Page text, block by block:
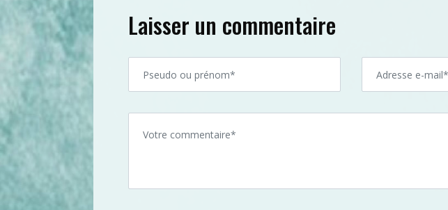
Laisser un commentaire